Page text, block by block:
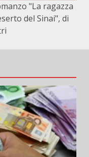
"La ragazza
del Sinai", di